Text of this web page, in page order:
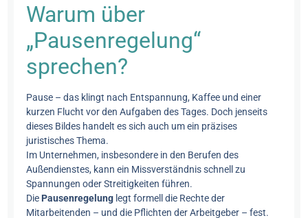
Warum über
„Pausenregelung“
sprechen?
Pause – das klingt nach Entspannung, Kaffee und einer
kurzen Flucht vor den Aufgaben des Tages. Doch jenseits
dieses Bildes handelt es sich auch um ein präzises
juristisches Thema.
Im Unternehmen, insbesondere in den Berufen des
Außendienstes, kann ein Missverständnis schnell zu
Spannungen oder Streitigkeiten führen.
Die Pausenregelung legt formell die Rechte der
Mitarbeitenden – und die Pflichten der Arbeitgeber – fest.